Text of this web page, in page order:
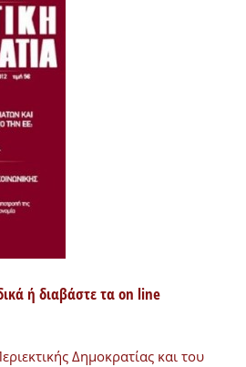
ή διαβάστε τα on line
Δημοκρατίας και του